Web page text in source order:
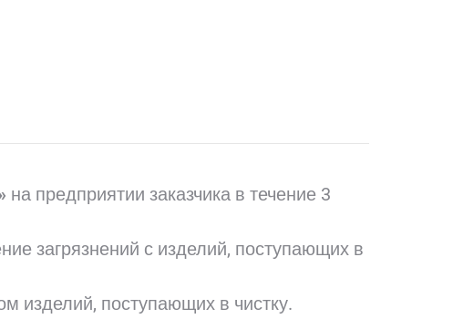
на предприятии заказчика в течение 3
загрязнений с изделий, поступающих в
изделий, поступающих в чистку.